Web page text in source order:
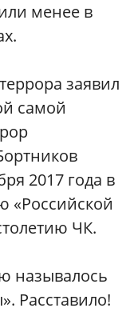
менее в
заявил
самой
2017 года в
«Российской
ЧК.
называлось
Расставило!